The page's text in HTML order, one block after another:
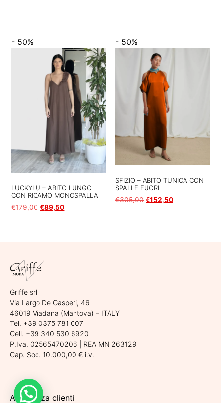
- 50%
LUCKYLU – ABITO LUNGO
CON RICAMO MONOSPALLA
€179,00 €89,50
- 50%
SFIZIO – ABITO TUNICA CON
SPALLE FUORI
€305,00 €152,50
Griffe srl
Via Largo De Gasperi, 46
46019 Viadana (Mantova) – ITALY
Tel. +39 0375 781 007
Cell. +39 340 530 6920
P.Iva. 02565470206 | REA MN 263129
Cap. Soc. 10.000,00 € i.v.
Assistenza clienti